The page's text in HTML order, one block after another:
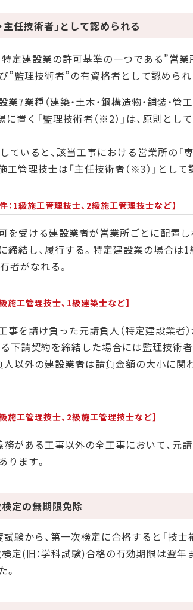
主任技術者｣として認められる
特定建設業の許可基準の一つである”営
”監理技術者”の有資格者として認められ
7業種（建築・土木・鋼構造物・舗装・管
に置く「監理技術者（※2）」は、原則と
ていると、該当工事における営業所の「
管理技士は「主任技術者（※3）」とし
1級施工管理技士、2級施工管理技士など】
を受ける建設業者が営業所ごとに配置
結し、履行する。特定建設業の場合は
者がなれる。
工管理技士、1級建築士など】
を請け負った元請負人（特定建設業者
下請契約を締結した場合には監理技術
人以外の建設業者は請負金額の大小に
工管理技士、2級施工管理技士など】
がある工事以外の全工事において、元
ます。
定の無期限免除
験から、第一次検定に合格すると「技
定(旧：学科試験)合格の有効期限は翌